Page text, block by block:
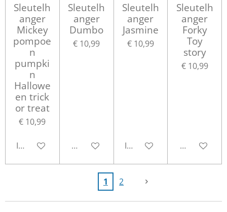
Sleutelh
anger
Mickey
pompoe
n
pumpki
n
Hallowe
en trick
or treat
€ 10,99
In winkelwagen
Sleutelh
anger
Dumbo
€ 10,99
Houd mij op de hoogte
Sleutelh
anger
Jasmine
€ 10,99
In winkelwagen
Sleutelh
anger
Forky
Toy
story
€ 10,99
Houd mij
1 2